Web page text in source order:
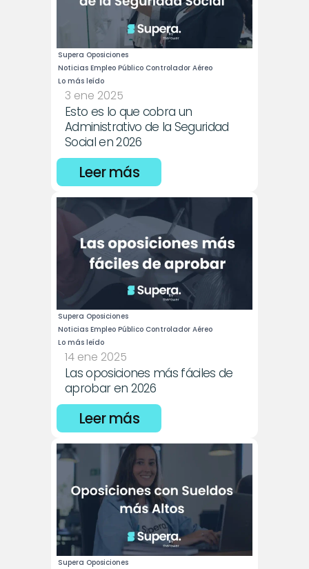
Supera Oposiciones
Noticias Empleo Público Controlador Aéreo
Lo más leído
3 ene 2025
Esto es lo que cobra un
Administrativo de la Seguridad
Social en 2026
Leer más
Supera Oposiciones
Noticias Empleo Público Controlador Aéreo
Lo más leído
14 ene 2025
Las oposiciones más fáciles de
aprobar en 2026
Leer más
Supera Oposiciones